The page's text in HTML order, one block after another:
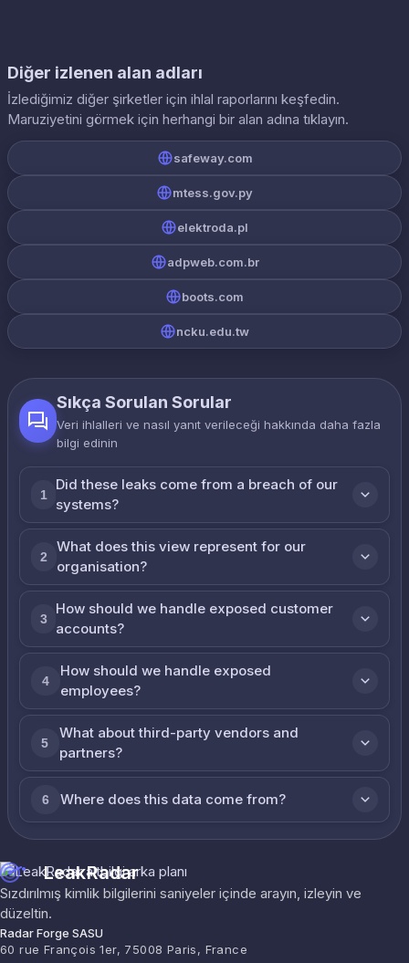
Diğer izlenen alan adları
İzlediğimiz diğer şirketler için ihlal raporlarını keşfedin.
Maruziyetini görmek için herhangi bir alan adına tıklayın.
safeway.com
mtess.gov.py
elektroda.pl
adpweb.com.br
boots.com
ncku.edu.tw
Sıkça Sorulan Sorular
Veri ihlalleri ve nasıl yanıt verileceği hakkında daha fazla
bilgi edinin
1
Did these leaks come from a breach of our
systems?
2
What does this view represent for our
organisation?
3
How should we handle exposed customer
accounts?
4
How should we handle exposed
employees?
5
What about third-party vendors and
partners?
6 Where does this data come from?
LeakRadar
Sızdırılmış kimlik bilgilerini saniyeler içinde arayın, izleyin ve
düzeltin.
Radar Forge SASU
60 rue François 1er, 75008 Paris, France